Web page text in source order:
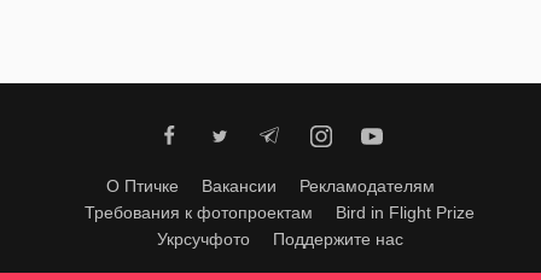
О Птичке Вакансии
Рекламодателям
Требования к фотопроектам
Bird in Flight Prize
Укрсучфото
Поддержите нас